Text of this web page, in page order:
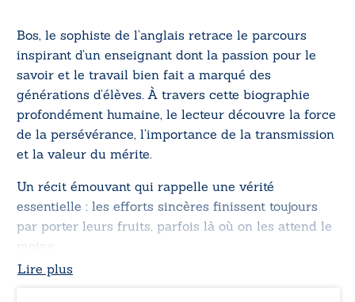
Bos, le sophiste de l’anglais retrace le parcours
inspirant d’un enseignant dont la passion pour le
savoir et le travail bien fait a marqué des
générations d’élèves. À travers cette biographie
profondément humaine, le lecteur découvre la force
de la persévérance, l’importance de la transmission
et la valeur du mérite.
Un récit émouvant qui rappelle une vérité
essentielle : les efforts sincères finissent toujours
par porter leurs fruits, parfois là où on les attend le
moins.
Lire plus